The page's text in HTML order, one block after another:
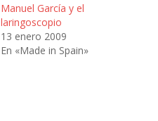
Manuel García y el
laringoscopio
13 enero 2009
En «Made in Spain»